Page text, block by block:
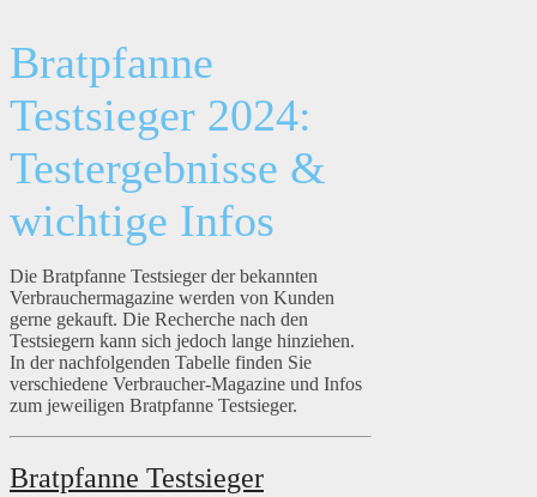
Bratpfanne
Testsieger 2024:
Testergebnisse &
wichtige Infos
Die Bratpfanne Testsieger der bekannten
Verbrauchermagazine werden von Kunden
gerne gekauft. Die Recherche nach den
Testsiegern kann sich jedoch lange hinziehen.
In der nachfolgenden Tabelle finden Sie
verschiedene Verbraucher-Magazine und Infos
zum jeweiligen Bratpfanne Testsieger.
Bratpfanne Testsieger